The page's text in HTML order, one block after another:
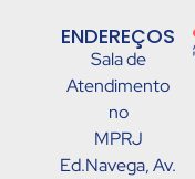
ENDEREÇOS
Sala de
Atendimento
no
MPRJ
Ed.Navega, Av.